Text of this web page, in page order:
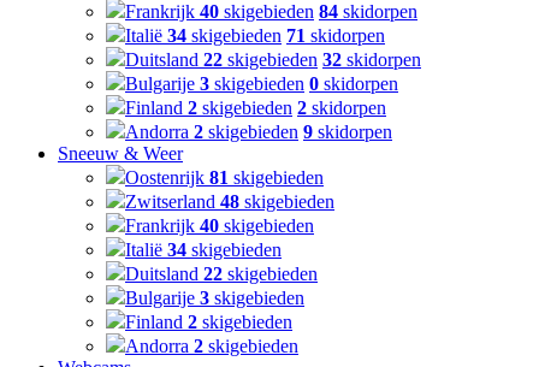
Frankrijk 40 skigebieden 84 skidorpen
Italië 34 skigebieden 71 skidorpen
Duitsland 22 skigebieden 32 skidorpen
Bulgarije 3 skigebieden 0 skidorpen
Finland 2 skigebieden 2 skidorpen
Andorra 2 skigebieden 9 skidorpen
Sneeuw & Weer
Oostenrijk 81 skigebieden
Zwitserland 48 skigebieden
Frankrijk 40 skigebieden
Italië 34 skigebieden
Duitsland 22 skigebieden
Bulgarije 3 skigebieden
Finland 2 skigebieden
Andorra 2 skigebieden